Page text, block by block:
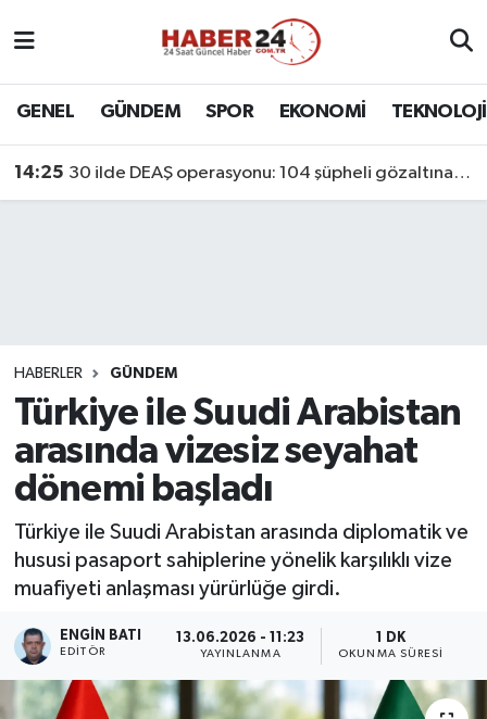
GENEL GÜNDEM SPOR EKONOMİ TEKNOLOJİ
14:25 30 ilde DEAŞ operasyonu: 104 şüpheli gözaltına alındı
HABERLER GÜNDEM
Türkiye ile Suudi Arabistan
arasında vizesiz seyahat
dönemi başladı
Türkiye ile Suudi Arabistan arasında diplomatik ve
hususi pasaport sahiplerine yönelik karşılıklı vize
muafiyeti anlaşması yürürlüğe girdi.
ENGIN BATI
EDITÖR
13.06.2026 - 11:23
YAYINLANMA
1 DK
OKUNMA SÜRESI
Nöbetçi Eczaneler
Son Dakika Haberleri
Haber Arşivi